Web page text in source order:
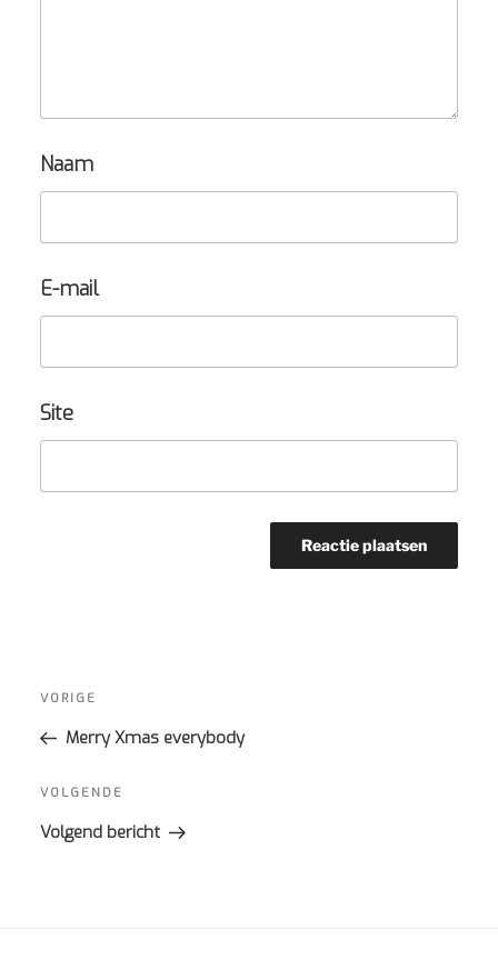
Naam
E-mail
Site
navigatie
Vorig
bericht
VORIGE
Merry Xmas everybody
Volgend
bericht
VOLGENDE
Volgend bericht